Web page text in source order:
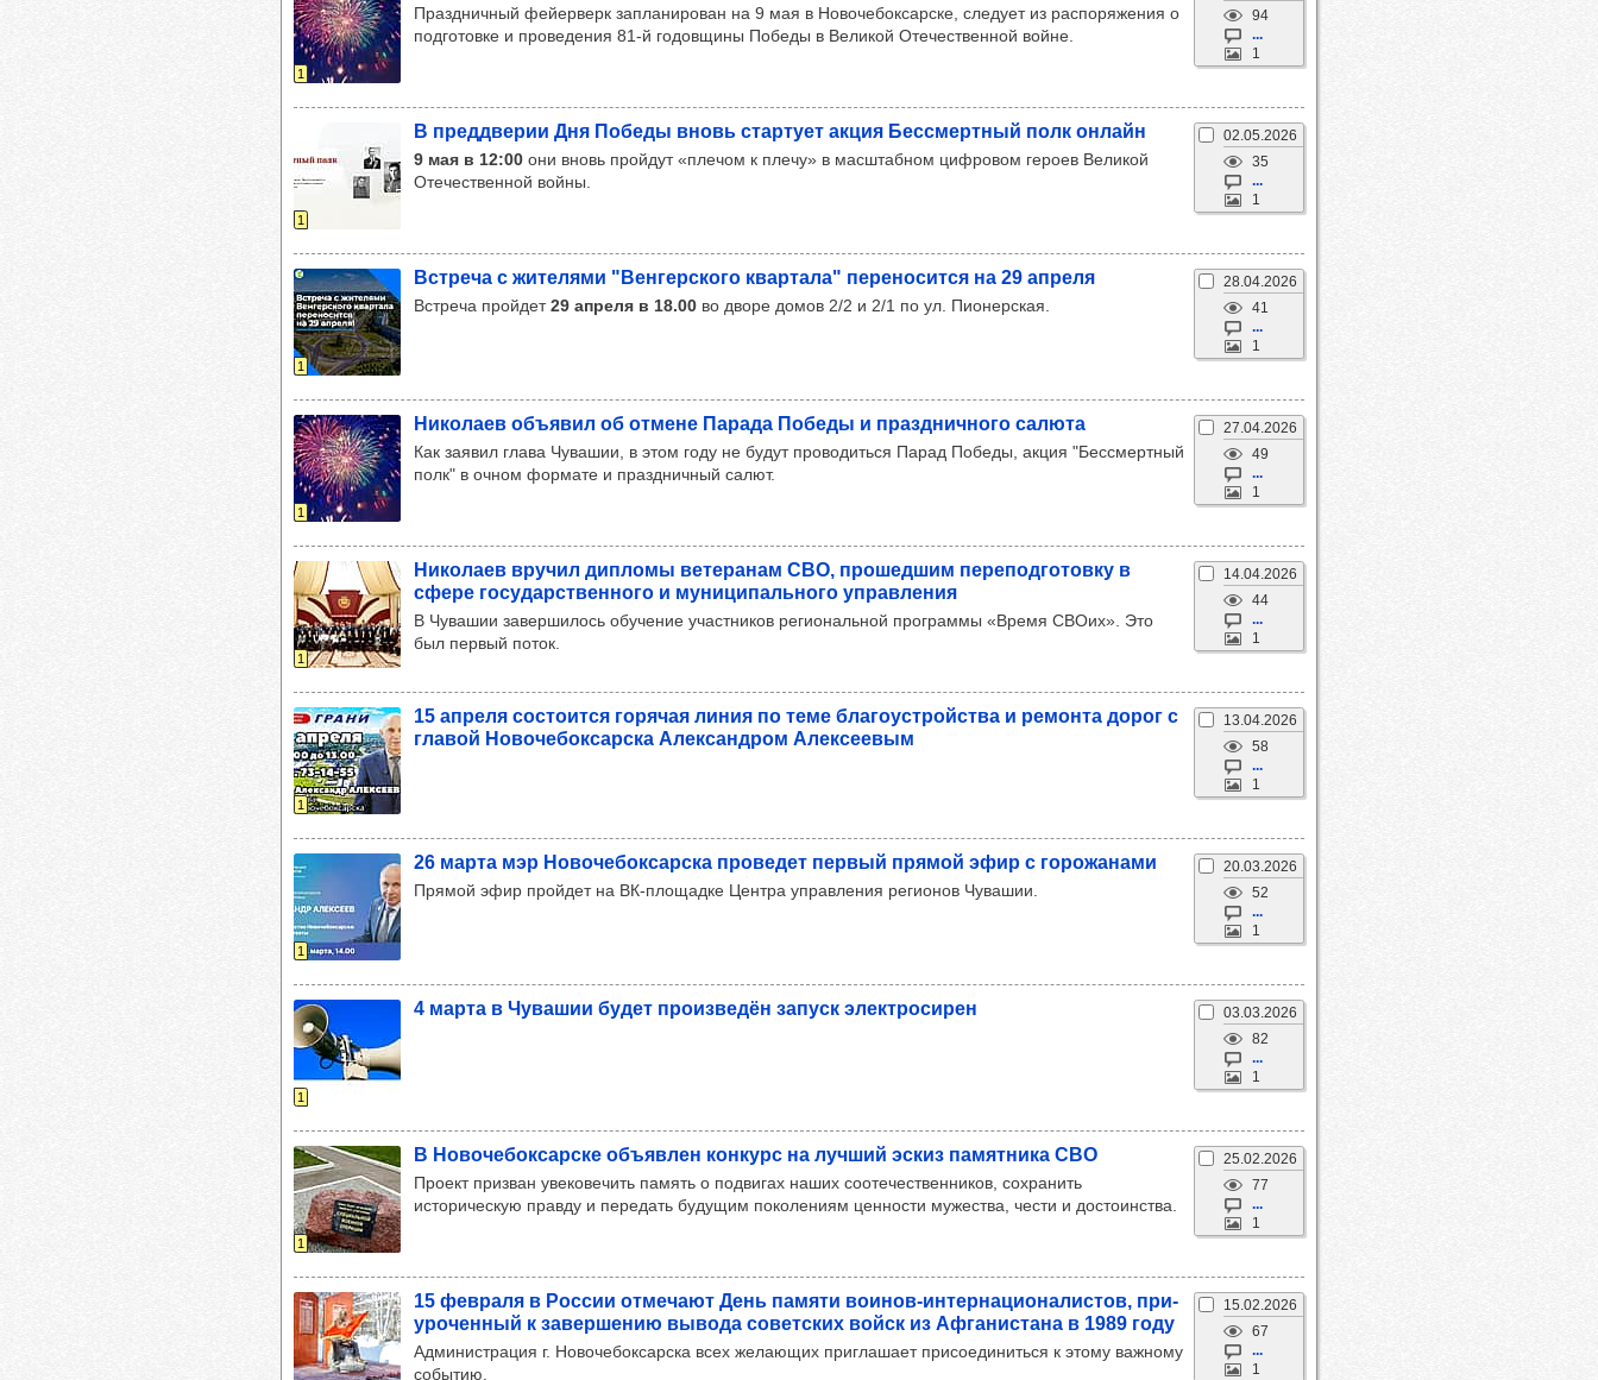
1
94
...
1
Праздничный фейерверк запланирован на 9 мая в Новочебоксарске, следует из распоряжения о
подготовке и проведения 81-й годовщины Победы в Великой Отечественной войне.
1
02.05.2026
35
...
1
В пред­две­рии Дня Победы вновь стар­тует акция Бес­смер­тный полк онлайн
9 мая в 12:00 они вновь пройдут «плечом к плечу» в масштабном цифровом героев Великой
Отечественной войны.
1
28.04.2026
41
...
1
Встреча с жите­лями "Вен­гер­ского квар­тала" пере­но­сится на 29 апреля
Встреча пройдет29 апреля в 18.00 во дворе домов 2/2 и 2/1 по ул. Пионерская.
1
27.04.2026
49
...
1
Нико­лаев объ­явил об отмене Парада Победы и праз­днич­ного салюта
Как заявил глава Чувашии, в этом году не будут проводиться Парад Победы, акция "Бессмертный
полк" в очном формате и праздничный салют.
1
14.04.2026
44
...
1
Нико­лаев вру­чил дип­ломы вете­ра­нам СВО, про­шед­шим пере­под­го­товку в
сфере госу­дарс­твен­ного и муни­ци­паль­ного управ­ле­ния
В Чувашии завершилось обучение участников региональной программы «Время СВОих». Это
был первый поток.
1
13.04.2026
58
...
1
15 апреля сос­то­ится горя­чая линия по теме бла­го­ус­тройс­тва и ремонта дорог с
гла­вой Ново­че­бок­сар­ска Алек­сан­дром Алек­се­евым
1
20.03.2026
52
...
1
26 марта мэр Ново­че­бок­сар­ска про­ве­дет пер­вый пря­мой эфир с горо­жа­нами
Прямой эфир пройдет на ВК-площадке Центра управления регионов Чувашии.
1
03.03.2026
82
...
1
4 марта в Чува­шии будет про­из­ве­дён запуск элек­тро­си­рен
1
25.02.2026
77
...
1
В Ново­че­бок­сар­ске объ­яв­лен кон­курс на луч­ший эскиз памят­ника СВО
Проект призван увековечить память о подвигах наших соотечественников, сохранить
историческую правду и передать будущим поколениям ценности мужества, чести и достоинства.
15.02.2026
67
...
1
15 фев­раля в Рос­сии отме­чают День памяти воинов-интер­на­ци­она­лис­тов, при­
уро­чен­ный к завер­ше­нию вывода совет­ских войск из Афга­нис­тана в 1989 году
Администрация г. Новочебоксарска всех желающих приглашает присоединиться к этому важному
событию.